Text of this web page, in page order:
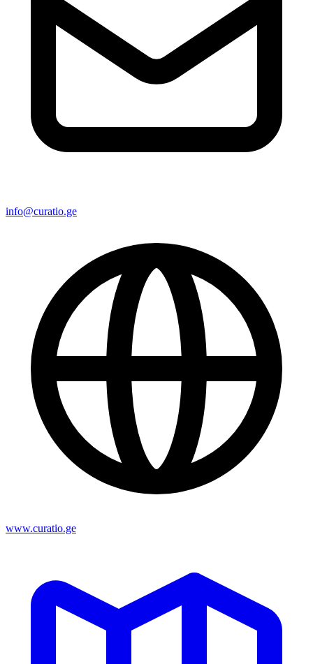
info@curatio.ge
www.curatio.ge